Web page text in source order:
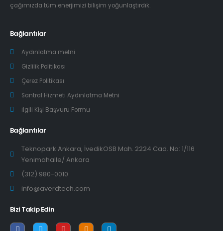
çağımızda tüm enerjimizi bilişim yoğunlaştırdık.
Bağlantılar
Aydınlatma metni
Gizlilik Politikası
Çerez Politikası
Santral Hizmeti Aydınlatma Metni
İlgili Kişi Başvuru Formu
Bağlantılar
Teknopark Ankara, İvedikOSB Mah. 2224 Cad. No: 1/116
Yenimahalle/ Ankara
(312) 980-0010
info@averdtech.com
Bizi Takip Edin